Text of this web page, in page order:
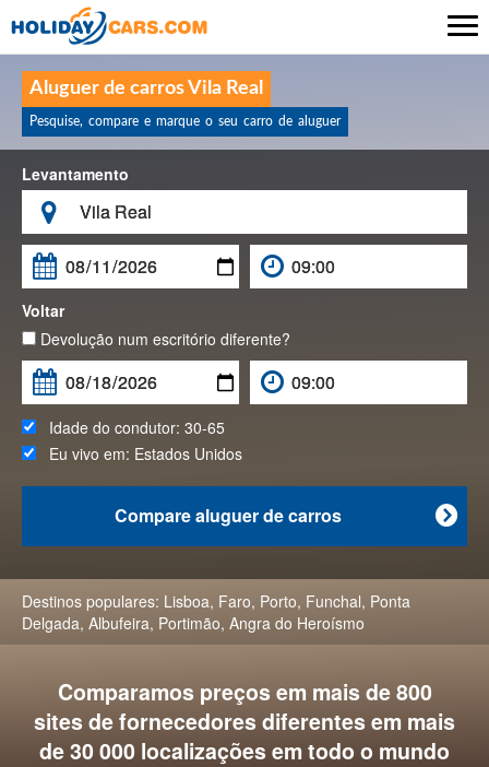
Aluguer de carros Vila Real
Pesquise, compare e marque o seu carro de aluguer
Levantamento


Voltar
Devolução num escritório diferente?
Idade do condutor: 30-65
Eu vivo em: Estados Unidos

Compare aluguer de carros
Destinos populares: Lisboa, Faro, Porto, Funchal, Ponta
Delgada, Albufeira, Portimão, Angra do Heroísmo
Comparamos preços em mais de 800
sites de fornecedores diferentes em mais
de 30 000 localizações em todo o mundo